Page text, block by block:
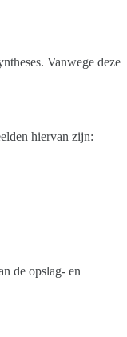
Vanwege deze
hiervan zijn:
de opslag- en